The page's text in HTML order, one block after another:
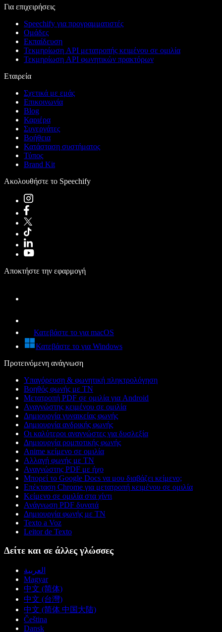
Για επιχειρήσεις
Speechify για προγραμματιστές
Ομάδες
Εκπαίδευση
Τεκμηρίωση API μετατροπής κειμένου σε ομιλία
Τεκμηρίωση API φωνητικών πρακτόρων
Εταιρεία
Σχετικά με εμάς
Επικοινωνία
Blog
Καριέρα
Συνεργάτες
Βοήθεια
Κατάσταση συστήματος
Τύπος
Brand Kit
Ακολουθήστε το Speechify
Αποκτήστε την εφαρμογή
Κατεβάστε το για macOS
Κατεβάστε το για Windows
Προτεινόμενη ανάγνωση
Υπαγόρευση & φωνητική πληκτρολόγηση
Βοηθός φωνής με ΤΝ
Μετατροπή PDF σε ομιλία για Android
Αναγνώστης κειμένου σε ομιλία
Δημιουργία γυναικείας φωνής
Δημιουργία ανδρικής φωνής
Οι καλύτεροι αναγνώστες για δυσλεξία
Δημιουργία ρομποτικής φωνής
Anime κείμενο σε ομιλία
Αλλαγή φωνής με ΤΝ
Αναγνώστης PDF με ήχο
Μπορεί το Google Docs να μου διαβάζει κείμενο;
Επέκταση Chrome για μετατροπή κειμένου σε ομιλία
Κείμενο σε ομιλία στα χίντι
Ανάγνωση PDF δυνατά
Δημιουργία φωνής με ΤΝ
Texto a Voz
Leitor de Texto
Δείτε και σε άλλες γλώσσες
العربية
Magyar
中文 (简体)
中文 (台灣)
中文 (简体 中国大陆)
Čeština
Dansk